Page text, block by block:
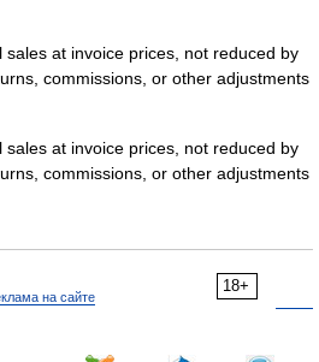
at invoice prices, not reduced by
commissions, or other adjustments
at invoice prices, not reduced by
commissions, or other adjustments
18+
на сайте